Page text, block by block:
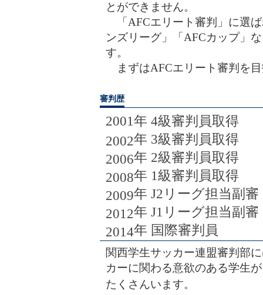
とができません。
「AFCエリート審判」に選
ンズリーグ」「AFCカップ」
す。
まずはAFCエリート審判を
審判歴
2001年 4級審判員取得
2002年 3級審判員取得
2006年 2級審判員取得
2008年 1級審判員取得
2009年 J2 リーグ担当副審
2012年 J1 リーグ担当副審
2014年 国際審判員
関西学生サッカー連盟審判部
カーに関わる意欲のある学生が
たくさんいます。